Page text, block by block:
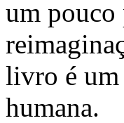
um pouco
livro é um
humana.